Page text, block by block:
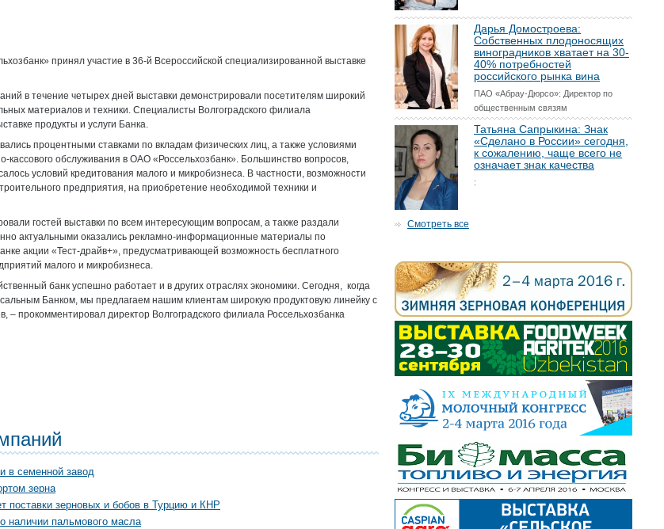
принял участие в 36-й Всероссийской специализированной выставке
в течение четырех дней выставки демонстрировали посетителям широкий
материалов и техники. Специалисты Волгоградского филиала
продукты и услуги Банка.
процентными ставками по вкладам физических лиц, а также условиями
кассового обслуживания в ОАО «Россельхозбанк». Большинство вопросов,
условий кредитования малого и микробизнеса. В частности, возможности
предприятия, на приобретение необходимой техники и
гостей выставки по всем интересующим вопросам, а также раздали
актуальными оказались рекламно-информационные материалы по
акции «Тест-драйв+», предусматривающей возможность бесплатного
малого и микробизнеса.
банк успешно работает и в других отраслях экономики. Сегодня, когда
Банком, мы предлагаем нашим клиентам широкую продуктовую линейку с
– прокомментировал директор Волгоградского филиала Россельхозбанка
в семенной завод
зерна
поставки зерновых и бобов в Турцию и КНР
наличии пальмового масла
Дарья Домостроева:
Собственных плодоносящих
виноградников хватает на 30-
40% потребностей
российского рынка вина
ПАО «Абрау-Дюрсо»: Директор по
общественным связям
Татьяна Сапрыкина: Знак
«Сделано в России» сегодня,
к сожалению, чаще всего не
означает знак качества
:
Смотреть все